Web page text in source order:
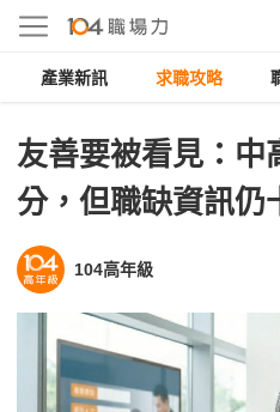
產業新訊 求職攻略
友善要被看見：中
分，但職缺資訊仍
104高年級